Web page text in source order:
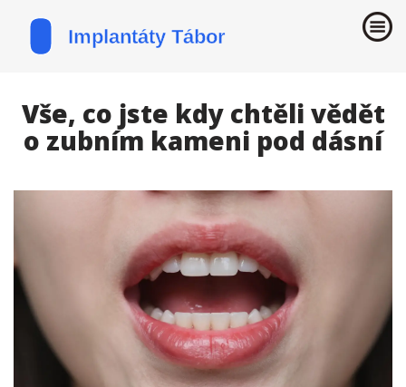
Vše, co jste kdy chtěli vědět
o zubním kameni pod dásní